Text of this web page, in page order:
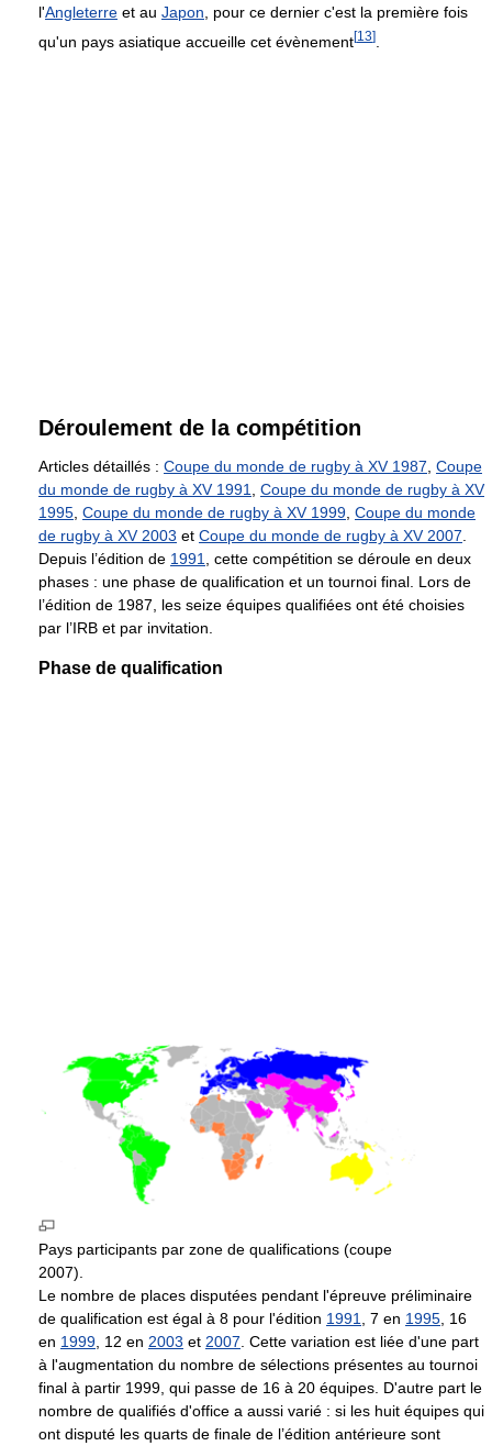
l'Angleterre et au Japon , pour ce dernier c'est la première fois
qu'un pays asiatique accueille cet évènement[13]
Déroulement de la compétition
Articles détaillés : Coupe du monde de rugby à XV 1987 Coupe
du monde de rugby à XV 1991
Coupe du monde de rugby à XV
1995 Coupe du monde de rugby à XV 1999 Coupe du monde
de rugby à XV 2003 et Coupe du monde de rugby à XV 2007
Depuis l’édition de 1991
, cette compétition se déroule en deux
phases : une phase de qualification et un tournoi final. Lors de
l’édition de 1987, les seize équipes qualifiées ont été choisies
par l’IRB et par invitation.
Phase de qualification
Pays participants par zone de qualifications (coupe
2007).
Le nombre de places disputées pendant l'épreuve préliminaire
de qualification est égal à 8 pour l'édition 1991, 7 en 1995, 16
en 1999, 12 en 2003 et 2007. Cette variation est liée d'une part
à l'augmentation du nombre de sélections présentes au tournoi
final à partir 1999, qui passe de 16 à 20 équipes. D'autre part le
nombre de qualifiés d'office a aussi varié : si les huit équipes qui
ont disputé les quarts de finale de l’édition antérieure sont